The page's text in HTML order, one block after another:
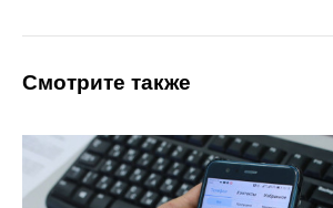
Смотрите также